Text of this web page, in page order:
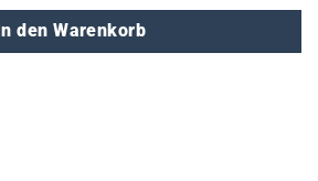
In den Warenkorb